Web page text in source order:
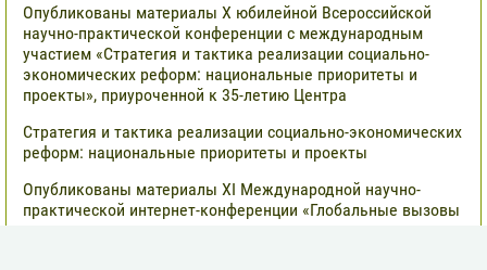
Опубликованы материалы X юбилейной Всероссийской
научно-практической конференции с международным
участием «Стратегия и тактика реализации социально-
экономических реформ: национальные приоритеты и
проекты», приуроченной к 35-летию Центра
Стратегия и тактика реализации социально-экономических
реформ: национальные приоритеты и проекты
Опубликованы материалы XI Международной научно-
практической интернет-конференции «Глобальные вызовы